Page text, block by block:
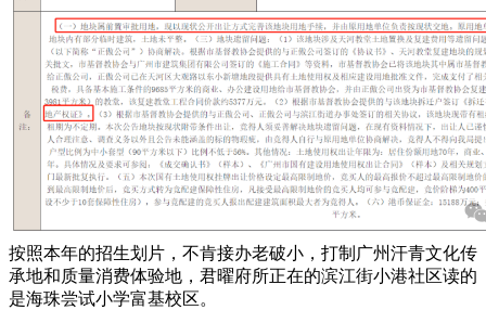
按照本年的招生划片，不肯接办老破小，打制广州汗青文化传
承地和质量消费体验地，君曜府所正在的滨江街小港社区读的
是海珠尝试小学富基校区。